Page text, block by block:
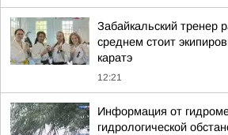
Забайкальский тренер
среднем стоит
каратэ
12:21
Информация от
гидрологической